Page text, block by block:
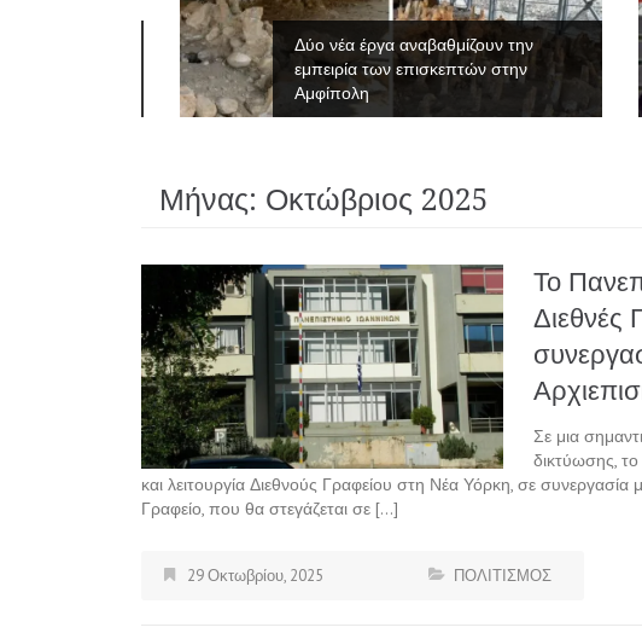
Δύο νέα έργα αναβαθμίζουν την
εμπειρία των επισκεπτών στην
Αμφίπολη
Μήνας: Οκτώβριος 2025
Το
Διεθνές
Σε μια
δικτύωσης,
και λειτουργία Διεθνούς Γραφείου στη Νέα Υόρκη, σε
Γραφείο, που θα στεγάζεται σε […]
29 Οκτωβρίου, 2025 ΠΟΛΙΤΙΣΜΟΣ